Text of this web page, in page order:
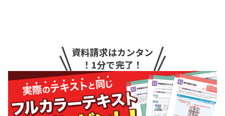
資料請求はカンタン
！1分で完了！